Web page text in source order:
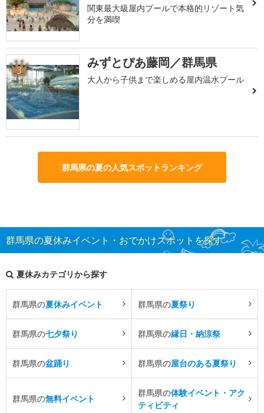
関東最大級屋内プールで本格的リゾート気
分を満喫
3 みずとぴあ藤岡／群馬県
大人から子供まで楽しめる屋内温水プール
群馬県の夏の人気スポットランキング
群馬県の夏休みイベント・おでかけスポットを探す
夏休みカテゴリから探す
群馬県の夏休みイベント 群馬県の夏祭り
群馬県の七夕祭り 群馬県の縁日・納涼祭
群馬県の盆踊り 群馬県の屋台のある夏祭り
群馬県の無料イベント
群馬県の体験イベント・アク
ティビティ